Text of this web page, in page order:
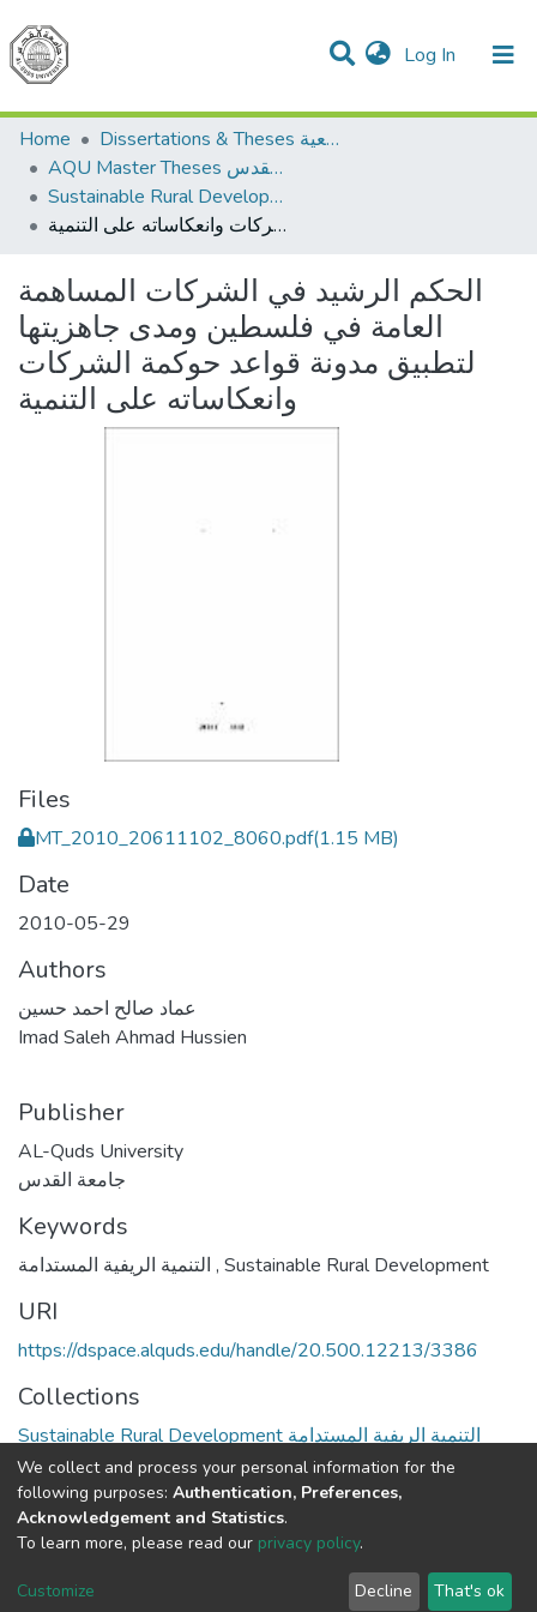
Log In (current)
Communities & Collections
All of DSpace
Home
Dissertations & Theses الرسائل الجامعية
AQU Master Theses الرسائل الجامعية الخاصة بجامعة القدس
Sustainable Rural Development التنمية الريفية المستدامة
الحكم الرشيد في الشركات المساهمة العامة في فلسطين ومدى جاهزيتها لتطبيق مدونة قواعد حوكمة الشركات وانعكاساته على التنمية
الحكم الرشيد في الشركات المساهمة
العامة في فلسطين ومدى جاهزيتها
لتطبيق مدونة قواعد حوكمة الشركات
وانعكاساته على التنمية
Files
MT_2010_20611102_8060.pdf(1.15 MB)
Date
2010-05-29
Authors
عماد صالح احمد حسين
Imad Saleh Ahmad Hussien
Publisher
AL-Quds University
جامعة القدس
Keywords
, Sustainable Rural Development
URI
https://dspace.alquds.edu/handle/20.500.12213/3386
Collections
Sustainable Rural Development التنمية الريفية المستدامة
Full item page
Cookie
End User
Send
We collect and process your personal information for the
following purposes: Authentication, Preferences,
Acknowledgement and Statistics.
To learn more, please read our privacy policy.
Customize Decline That's ok